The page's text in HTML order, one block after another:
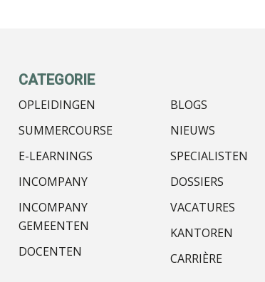
CATEGORIE
OPLEIDINGEN
SUMMERCOURSE
E-LEARNINGS
INCOMPANY
INCOMPANY
GEMEENTEN
DOCENTEN
BLOGS
NIEUWS
SPECIALISTEN
DOSSIERS
VACATURES
KANTOREN
CARRIÈRE